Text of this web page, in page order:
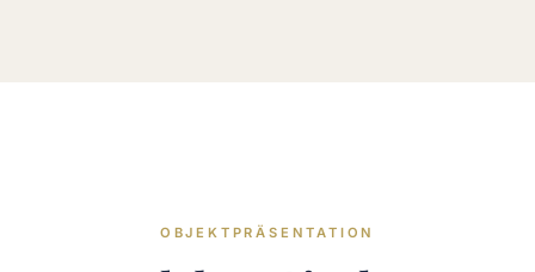
OBJEKTPRÄSENTATION